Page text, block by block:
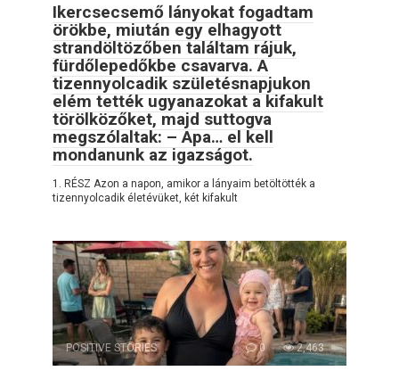
Ikercsecsemő lányokat fogadtam
örökbe, miután egy elhagyott
strandöltözőben találtam rájuk,
fürdőlepedőkbe csavarva. A
tizennyolcadik születésnapjukon
elém tették ugyanazokat a kifakult
törölközőket, majd suttogva
megszólaltak: – Apa… el kell
mondanunk az igazságot.
1. RÉSZ Azon a napon, amikor a lányaim betöltötték a
tizennyolcadik életévüket, két kifakult
POSITIVE STORIES 0 2,463